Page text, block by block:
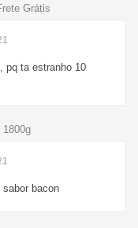
Grátis
pq ta estranho 10
1800g
bacon